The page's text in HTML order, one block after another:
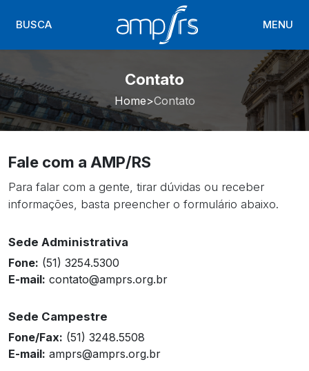
BUSCA MENU
Contato
Home Contato
Fale com a AMP/RS
Para falar com a gente, tirar dúvidas ou receber
informações, basta preencher o formulário abaixo.
Sede Administrativa
Fone: (51) 3254.5300
E-mail: contato@amprs.org.br
Sede Campestre
Fone/Fax: (51) 3248.5508
E-mail: amprs@amprs.org.br